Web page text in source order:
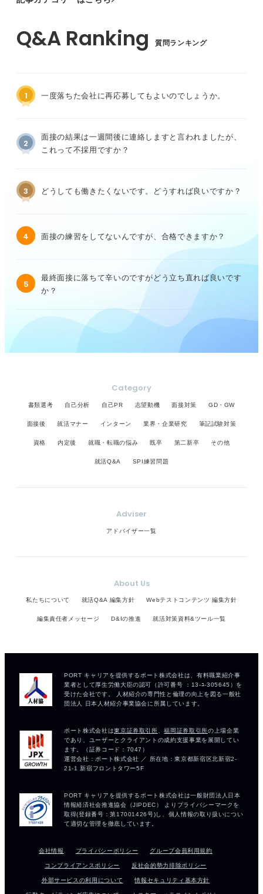
質問ランキング
1 一度落ちた会社に再応募してもよいのでしょうか。
2
面接の結果は一週間後に連絡しますと言われましたが、
これって不採用ですか？
3 どうしても働きたくないです。どうすれば良いですか？
4 面接の練習をしてないんですが、合格できますか？
5
最終面接に落ちて辛いのですがどう立ち直れば良いです
か？
Category
書類選考 自己分析 自己PR 志望動機 面接対策 GD・GW
面接後 就活マナー インターン 業界・企業研究 筆記試験対策
資格 内定後 就職・転職の悩み 既卒 第二新卒 その他
就活Q&A SPI練習問題
Adviser
アドバイザー一覧
About Us
私たちについて 就活Q&A 編集方針 Webテストコンテンツ 編集方針
編集責任者メッセージ D&Iの推進 就活対策資料&ツール一覧
会社情報 プライバシーポリシー グループ会員利用規約
コンプライアンスポリシー 反社会的勢力排除ポリシー
外部サービスの利用について 情報セキュリティ基本方針